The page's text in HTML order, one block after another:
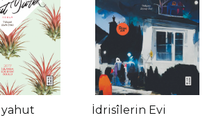
İdrisîlerin Evi